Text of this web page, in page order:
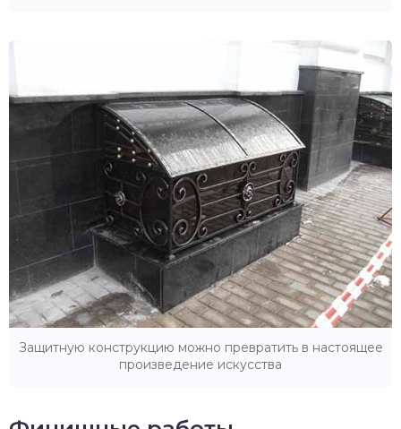
Защитную конструкцию можно превратить в настоящее
произведение искусства